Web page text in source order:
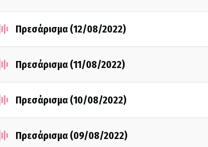
Πρεσάρισμα (12/08/2022)
Πρεσάρισμα (11/08/2022)
Πρεσάρισμα (10/08/2022)
Πρεσάρισμα (09/08/2022)